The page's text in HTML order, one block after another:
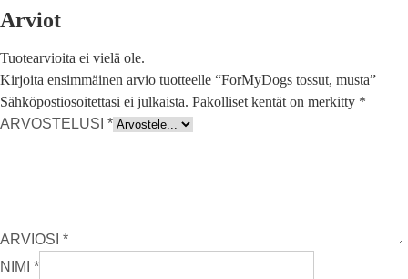
Arviot
Tuotearvioita ei vielä ole.
Kirjoita ensimmäinen arvio tuotteelle “ForMyDogs tossut, musta”
Sähköpostiosoitettasi ei julkaista. Pakolliset kentät on merkitty *
ARVOSTELUSI *
ARVIOSI *
NIMI *